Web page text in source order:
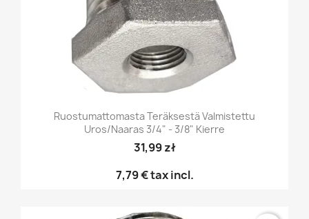
Ruostumattomasta Teräksestä Valmistettu
Uros/naaras 3/4" - 3/8" Kierre
31,99 zł
7,79 €tax incl.